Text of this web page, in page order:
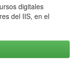
digitales
del IIS, en el